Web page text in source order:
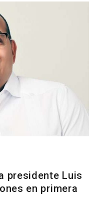
presidente Luis
en primera